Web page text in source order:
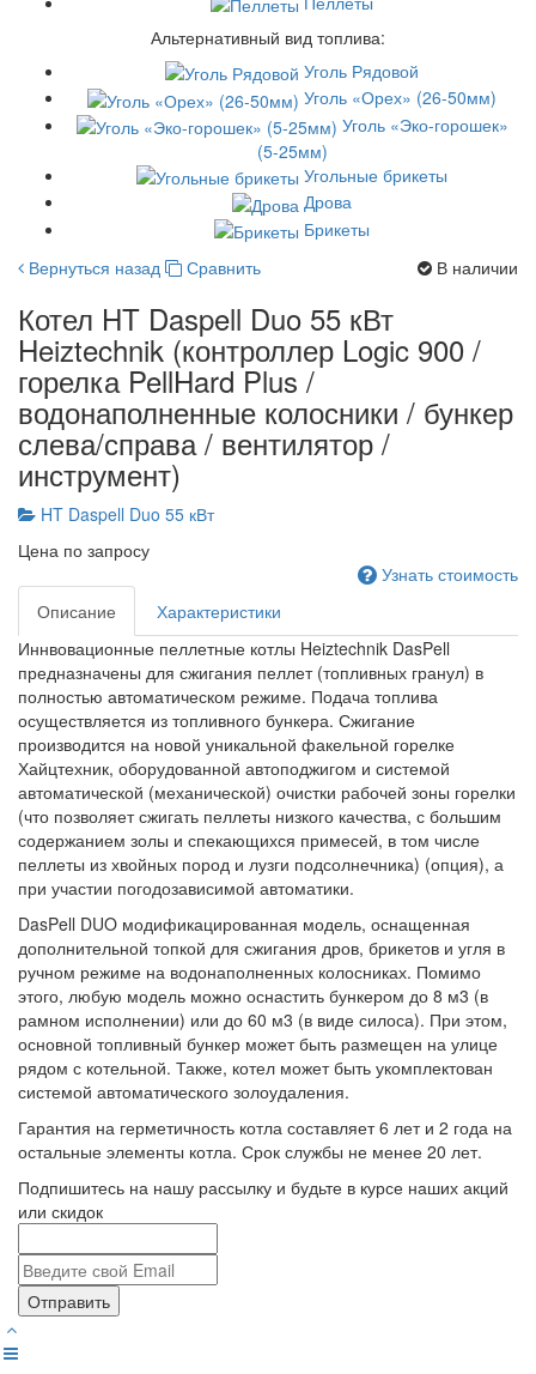
Альтернативный вид топлива:
Уголь Рядовой
Уголь «Орех» (26-50мм)
Уголь «Эко-горошек»
(5-25мм)
Угольные брикеты
Дрова
Брикеты
Вернуться назад
Сравнить В наличии
Котел HT Daspell Duo 55 кВт
Heiztechnik (контроллер Logic 900 /
горелка PellHard Plus /
водонаполненные колосники / бункер
слева/справа / вентилятор /
инструмент)
HT Daspell Duo 55 кВт
Цена по запросу
Узнать стоимость
Описание
Характеристики
Иннвовационные пеллетные котлы Heiztechnik DasPell
предназначены для сжигания пеллет (топливных гранул) в
полностью автоматическом режиме. Подача топлива
осуществляется из топливного бункера. Сжигание
производится на новой уникальной факельной горелке
Хайцтехник, оборудованной автоподжигом и системой
автоматической (механической) очистки рабочей зоны горелки
(что позволяет сжигать пеллеты низкого качества, с большим
содержанием золы и спекающихся примесей, в том числе
пеллеты из хвойных пород и лузги подсолнечника) (опция), а
при участии погодозависимой автоматики.
DasPell DUO модификацированная модель, оснащенная
дополнительной топкой для сжигания дров, брикетов и угля в
ручном режиме на водонаполненных колосниках. Помимо
этого, любую модель можно оснастить бункером до 8 м3 (в
рамном исполнении) или до 60 м3 (в виде силоса). При этом,
основной топливный бункер может быть размещен на улице
рядом с котельной. Также, котел может быть укомплектован
системой автоматического золоудаления.
Гарантия на герметичность котла составляет 6 лет и 2 года на
остальные элементы котла. Срок службы не менее 20 лет.
Подпишитесь на нашу рассылку и будьте в курсе наших акций
или скидок
Отправить